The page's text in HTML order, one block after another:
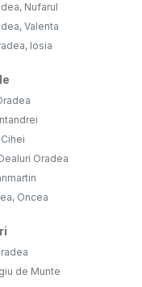
Nufarul
Valenta
Iosia
Oradea
Oncea
de Munte